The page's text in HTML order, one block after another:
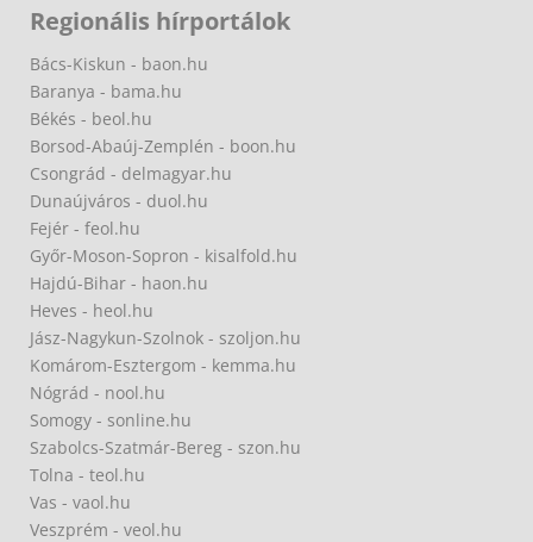
Regionális hírportálok
Bács-Kiskun - baon.hu
Baranya - bama.hu
Békés - beol.hu
Borsod-Abaúj-Zemplén - boon.hu
Csongrád - delmagyar.hu
Dunaújváros - duol.hu
Fejér - feol.hu
Győr-Moson-Sopron - kisalfold.hu
Hajdú-Bihar - haon.hu
Heves - heol.hu
Jász-Nagykun-Szolnok - szoljon.hu
Komárom-Esztergom - kemma.hu
Nógrád - nool.hu
Somogy - sonline.hu
Szabolcs-Szatmár-Bereg - szon.hu
Tolna - teol.hu
Vas - vaol.hu
Veszprém - veol.hu